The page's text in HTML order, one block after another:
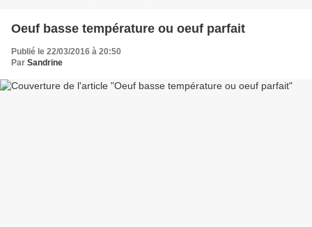
Oeuf basse température ou oeuf parfait
Publié le 22/03/2016 à 20:50
Par Sandrine